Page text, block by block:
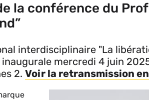
la conférence du
interdisciplinaire "La
mercredi 4 juin
2. Voir la retransmission